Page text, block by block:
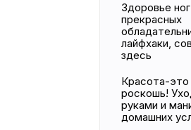
Здоровье
прекрасных
лайфхаки,
здесь
Красота-это
роскошь!
руками и
домашних